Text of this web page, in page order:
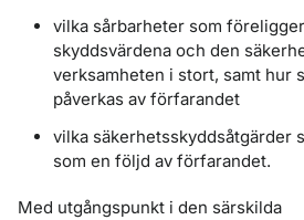
vilka sårbarheter som
skyddsvärdena och den
verksamheten i stort, samt hur
påverkas av förfarandet
vilka säkerhetsskyddsåtgärder
som en följd av förfarandet.
Med utgångspunkt i den särskilda